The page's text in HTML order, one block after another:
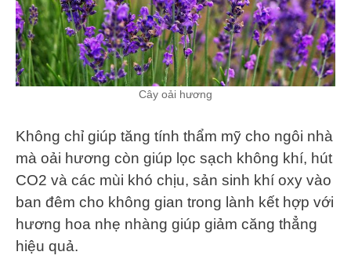
Cây oải hương
Không chỉ giúp tăng tính thẩm mỹ cho ngôi nhà
mà oải hương còn giúp lọc sạch không khí, hút
CO2 và các mùi khó chịu, sản sinh khí oxy vào
ban đêm cho không gian trong lành kết hợp với
hương hoa nhẹ nhàng giúp giảm căng thẳng
hiệu quả.